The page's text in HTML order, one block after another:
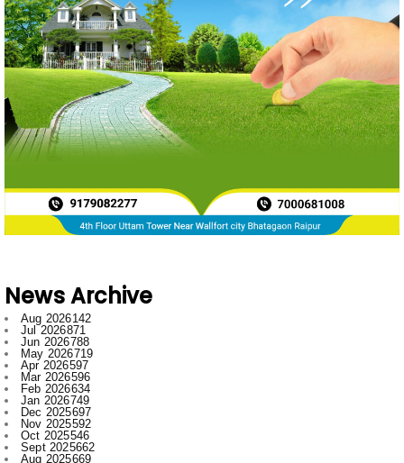
News Archive
Jun 2026
788
May 2026719
Apr 2026597
Mar 2026596
Feb 2026634
Jan 2026749
Dec 2025697
Nov 2025592
Oct 2025546
Sept 2025662
Aug 2025669
Jul 2025776
Jun 2025958
May 2025996
Apr 2025918